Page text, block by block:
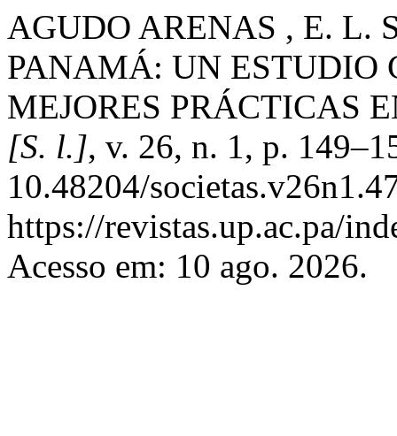
AGUDO ARENAS , E. L.
PANAMÁ: UN ESTUDIO
MEJORES PRÁCTICAS
[S. l.], v. 26, n. 1, p.
10.48204/
https://revistas.up.ac.pa/
Acesso em: 10 ago. 2026.